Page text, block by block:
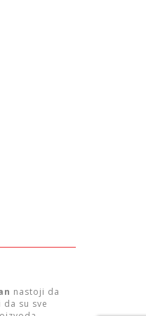
nastoji da
su sve